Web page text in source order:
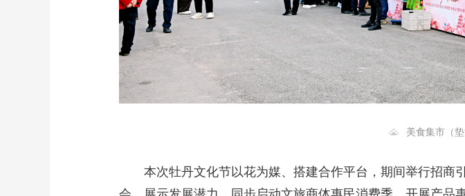
美食集市（
本次牡丹文化节以花为媒、搭建合作平台，期间举行招